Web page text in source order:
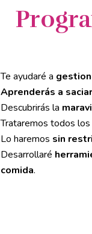
Te ayudaré a
Aprenderás a
Descubrirás la
Trataremos todos
Lo haremos sin
Desarrollaré
comida.